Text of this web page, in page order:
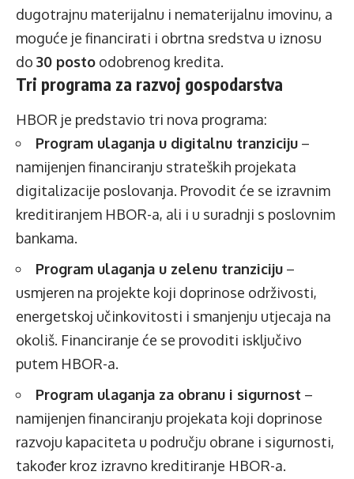
dugotrajnu materijalnu i nematerijalnu imovinu, a
moguće je financirati i obrtna sredstva u iznosu
do 30 posto odobrenog kredita.
Tri programa za razvoj gospodarstva
HBOR je predstavio tri nova programa:
Program ulaganja u digitalnu tranziciju –
namijenjen financiranju strateških projekata
digitalizacije poslovanja. Provodit će se izravnim
kreditiranjem HBOR-a, ali i u suradnji s poslovnim
bankama.
Program ulaganja u zelenu tranziciju –
usmjeren na projekte koji doprinose održivosti,
energetskoj učinkovitosti i smanjenju utjecaja na
okoliš. Financiranje će se provoditi isključivo
putem HBOR-a.
Program ulaganja za obranu i sigurnost –
namijenjen financiranju projekata koji doprinose
razvoju kapaciteta u području obrane i sigurnosti,
također kroz izravno kreditiranje HBOR-a.